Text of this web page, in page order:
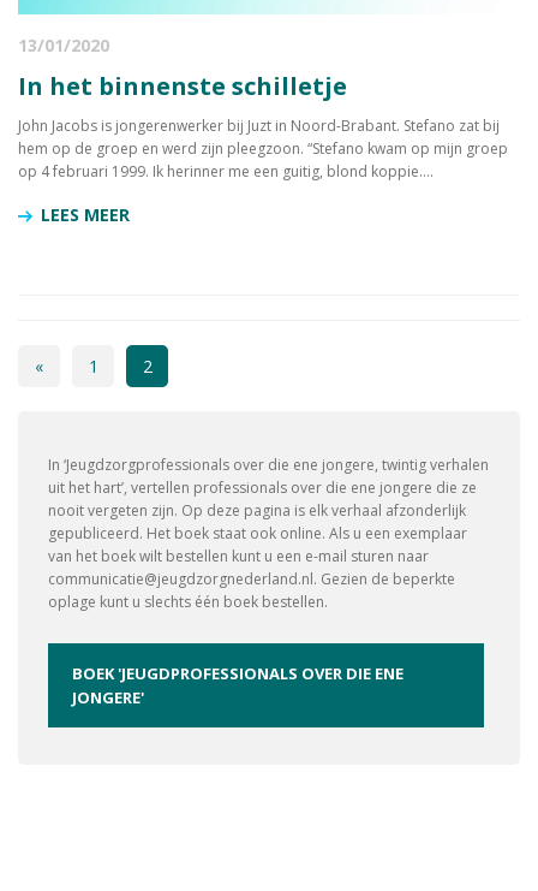
13/01/2020
In het binnenste schilletje
John Jacobs is jongerenwerker bij Juzt in Noord-Brabant. Stefano zat bij
hem op de groep en werd zijn pleegzoon. “Stefano kwam op mijn groep
op 4 februari 1999. Ik herinner me een guitig, blond koppie....
LEES MEER
« 1 2
In ‘Jeugdzorgprofessionals over die ene jongere, twintig verhalen
uit het hart’, vertellen professionals over die ene jongere die ze
nooit vergeten zijn. Op deze pagina is elk verhaal afzonderlijk
gepubliceerd. Het boek staat ook online. Als u een exemplaar
van het boek wilt bestellen kunt u een e-mail sturen naar
communicatie@jeugdzorgnederland.nl. Gezien de beperkte
oplage kunt u slechts één boek bestellen.
BOEK 'JEUGDPROFESSIONALS OVER DIE ENE
JONGERE'